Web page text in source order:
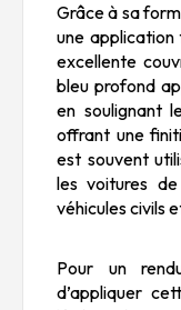
Grâce à sa
une
excellente
bleu profond
en soulignant
offrant une
est souvent
les voitures
véhicules civils
Pour un
d’appliquer